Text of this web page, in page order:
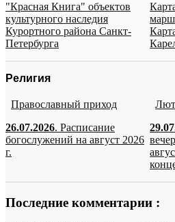
"Красная Книга" объектов
культурного наследия
Курортного района Санкт-
Петербурга
Религия
Православный приход
26.07.2026. Расписание
богослужений на август 2026
г.
Последние комментарии :